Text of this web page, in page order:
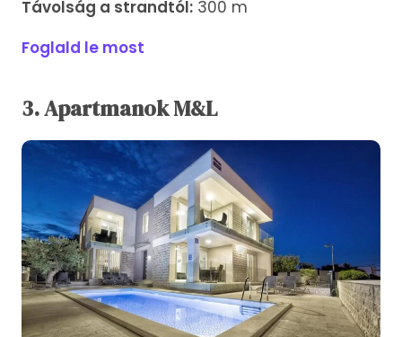
Távolság a strandtól: 300 m
Foglald le most
3. Apartmanok M&L